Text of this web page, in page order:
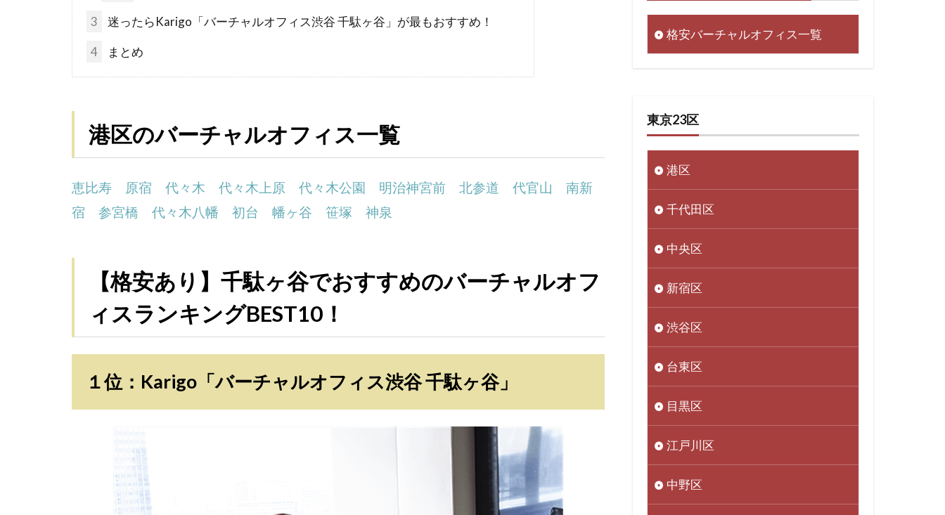
3 迷ったらKarigo「バーチャルオフィス渋谷 千駄ヶ谷」が最もおすすめ！
4 まとめ
港区のバーチャルオフィス一覧
恵比寿 原宿 代々木 代々木上原 代々木公園 明治神宮前 北参道 代官山
南新
宿
参宮橋 代々木八幡 初台 幡ヶ谷 笹塚 神泉
【格安あり】千駄ヶ谷でおすすめのバーチャルオフ
ィスランキングBEST10！
１位：Karigo「バーチャルオフィス渋谷 千駄ヶ谷」
格安バーチャルオフィス一覧
東京23区
港区
千代田区
中央区
新宿区
渋谷区
台東区
目黒区
江戸川区
中野区